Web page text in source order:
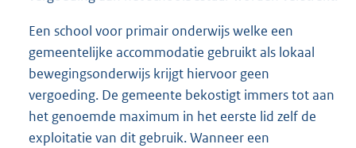
Een school voor primair onderwijs welke een
gemeentelijke accommodatie gebruikt als lokaal
bewegingsonderwijs krijgt hiervoor geen
vergoeding. De gemeente bekostigt immers tot aan
het genoemde maximum in het eerste lid zelf de
exploitatie van dit gebruik. Wanneer een